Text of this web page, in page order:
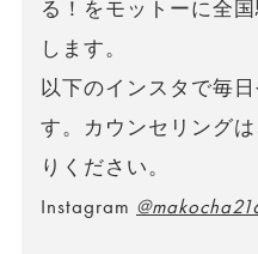
る！をモットーに全
します。
以下のインスタで毎
す。カウンセリング
りください。
Instagram